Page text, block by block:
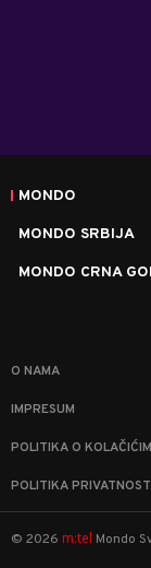
MONDO
MONDO SRBIJA
MONDO CRNA
O NAMA
IMPRESUM
POLITIKA O
POLITIKA
© 2026 m:tel Mondo